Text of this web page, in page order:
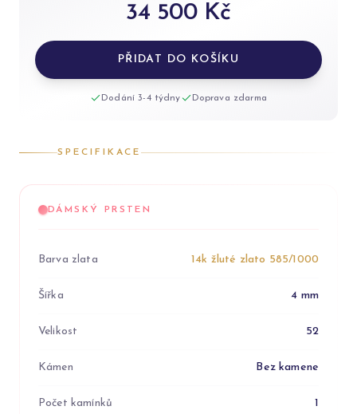
34 500 Kč
PŘIDAT DO KOŠÍKU
Dodání 3-4 týdny Doprava zdarma
SPECIFIKACE
DÁMSKÝ PRSTEN
Barva zlata 14k žluté zlato 585/1000
Šířka 4 mm
Velikost 52
Kámen Bez kamene
Počet kamínků 1